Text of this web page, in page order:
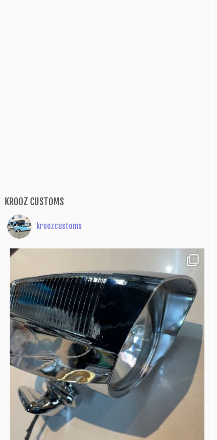
KROOZ CUSTOMS
kroozcustoms